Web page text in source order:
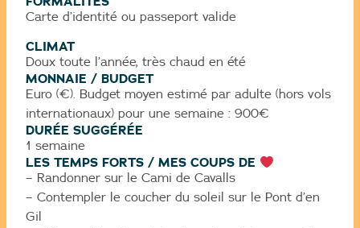
Carte d’identité ou passeport valide
CLIMAT
Doux toute l’année, très chaud en été
MONNAIE / BUDGET
Euro (€). Budget moyen estimé par adulte (hors vols
internationaux) pour une semaine : 900€
DURÉE SUGGÉRÉE
1 semaine
LES TEMPS FORTS / MES COUPS DE
– Randonner sur le Cami de Cavalls
– Contempler le coucher du soleil sur le Pont d’en
Gil